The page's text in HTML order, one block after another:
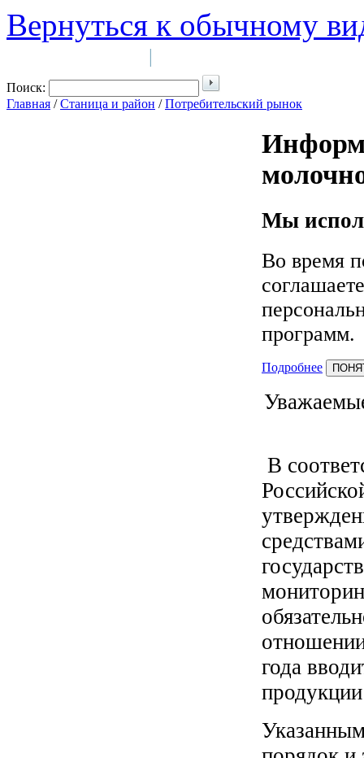
Вернуться к обычному
|
Поиск:
Главная /Станица и район /Потребительский рынок
Мы
Во время
программ.
Подробнее
В
года